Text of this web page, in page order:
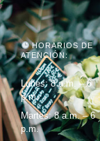
HORARIOS DE
ATENCIÓN:
Lunes: 8 a.m. – 6
p.m.
Martes: 8 a.m. – 6
p.m.